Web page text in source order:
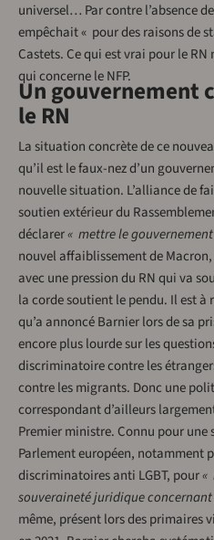
universel… Par contre l’absence
empêchait « pour des raisons de
Castets. Ce qui est vrai pour le RN
qui concerne le NFP.
Un gouvernement
le RN
La situation concrète de ce
qu’il est le faux-nez d’un
nouvelle situation. L’alliance de
soutien extérieur du
déclarer« mettre le
nouvel affaiblissement de
avec une pression du RN qui va
la corde soutient le pendu. Il est
qu’a annoncé Barnier lors de sa
encore plus lourde sur les
discriminatoire contre les
contre les migrants. Donc une
correspondant d’ailleurs
Premier ministre. Connu pour une
Parlement européen, notamment
discriminatoires anti LGBT, pour«
souveraineté juridique
même, présent lors des primaires